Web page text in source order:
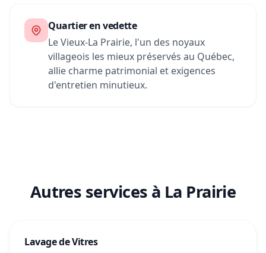
Quartier en vedette
Le Vieux-La Prairie, l'un des noyaux
villageois les mieux préservés au Québec,
allie charme patrimonial et exigences
d'entretien minutieux.
Autres services à La Prairie
Lavage de Vitres